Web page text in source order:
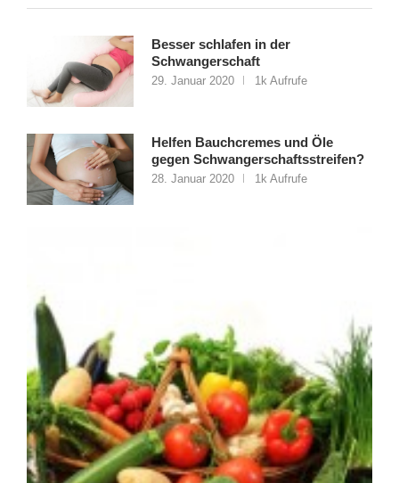
Besser schlafen in der
Schwangerschaft
29. Januar 2020 1k Aufrufe
Helfen Bauchcremes und Öle
gegen Schwangerschaftsstreifen?
28. Januar 2020 1k Aufrufe